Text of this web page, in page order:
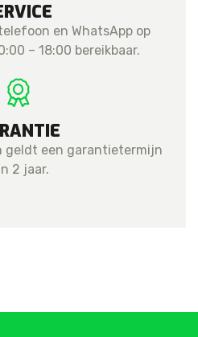
en WhatsApp op
– 18:00 bereikbaar.
geldt een garantietermijn
2 jaar.